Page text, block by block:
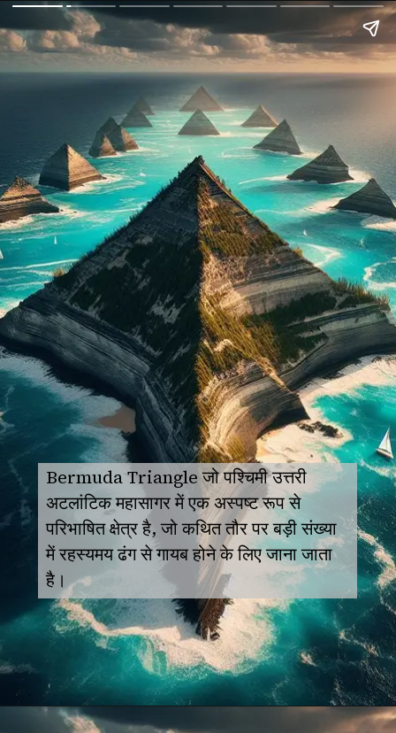
Bermuda Triangle जो पश्चिमी उत्तरी
अटलांटिक महासागर में एक अस्पष्ट रूप से
परिभाषित क्षेत्र है, जो कथित तौर पर बड़ी संख्या
में रहस्यमय ढंग से गायब होने के लिए जाना जाता
है।